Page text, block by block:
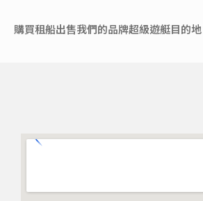
購買租船出售我們的品牌超級遊艇 目的地